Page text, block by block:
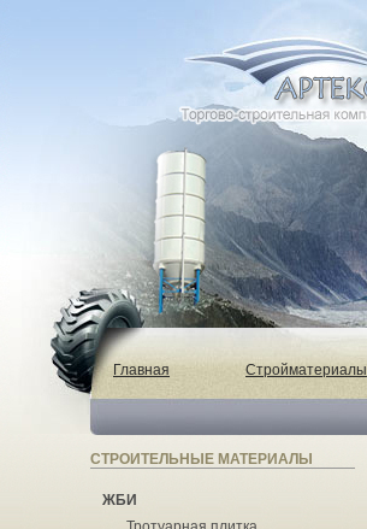
Главная Стройматериалы
СТРОИТЕЛЬНЫЕ МАТЕРИАЛЫ
ЖБИ